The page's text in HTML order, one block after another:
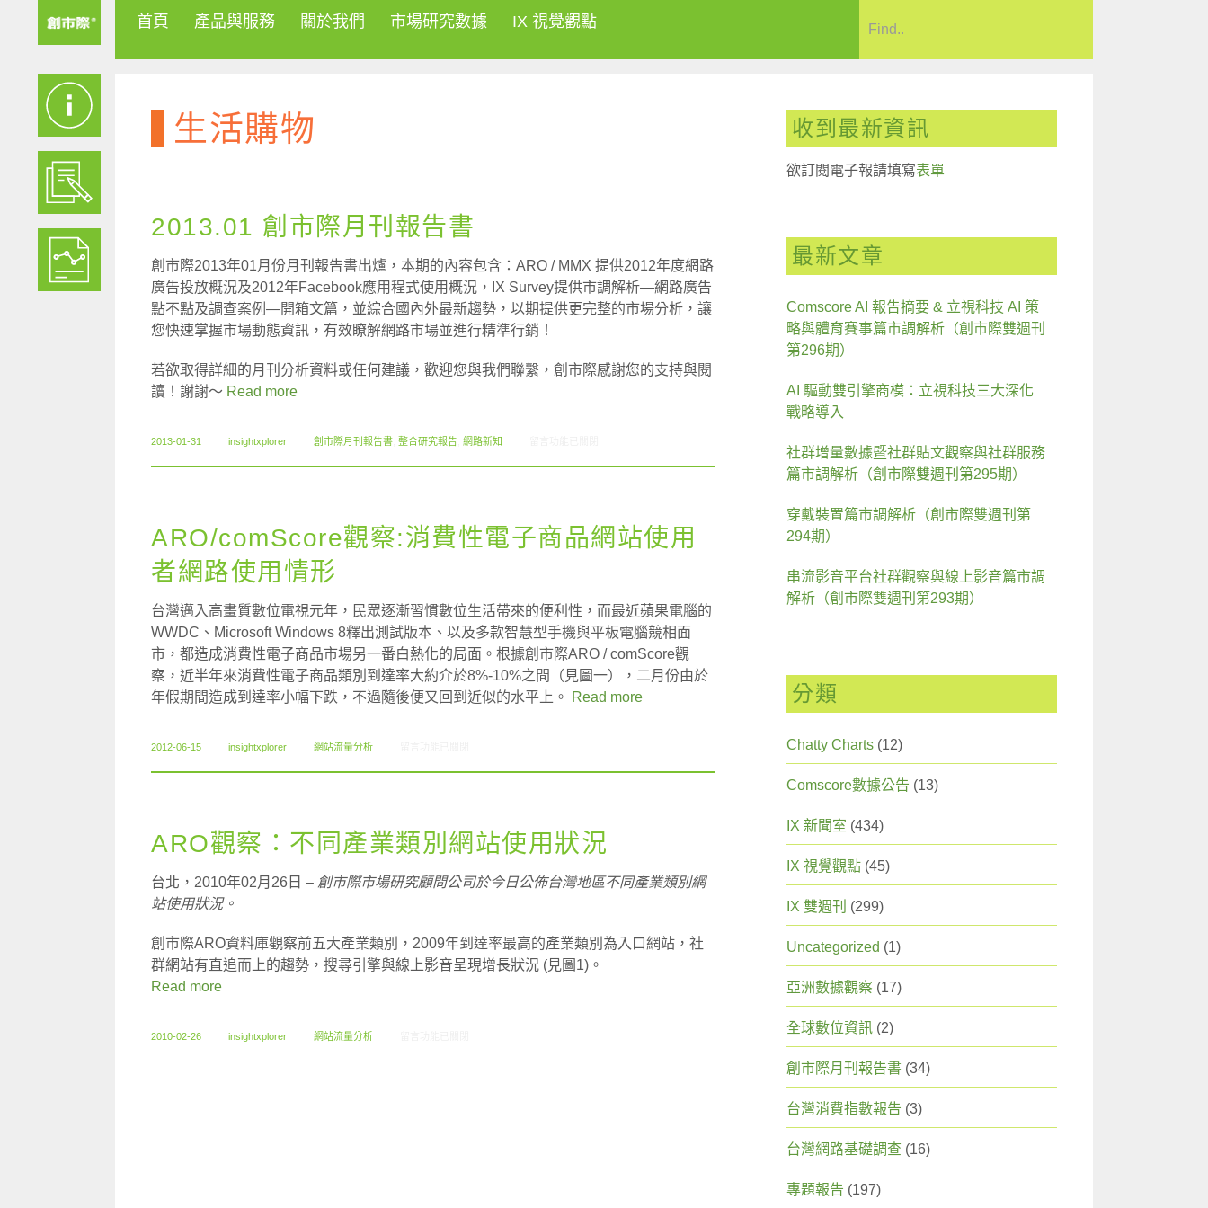
首頁 產品與服務 關於我們 市場研究數據 IX 視覺觀點
生活購物
2013.01 創市際月刊報告書
創市際2013年01月份月刊報告書出爐，本期的內容包含：ARO / MMX 提供2012年度網路
廣告投放概況及2012年Facebook應用程式使用概況，IX Survey提供市調解析—網路廣告
點不點及調查案例—開箱文篇，並綜合國內外最新趨勢，以期提供更完整的市場分析，讓
您快速掌握市場動態資訊，有效瞭解網路市場並進行精準行銷！
若欲取得詳細的月刊分析資料或任何建議，歡迎您與我們聯繫，創市際感謝您的支持與閱
讀！謝謝～ Read more
2013-01-31 insightxplorer 創市際月刊報告書 整合研究報告 網路新知
ARO/comScore觀察:消費性電子商品網站使用
者網路使用情形
台灣邁入高畫質數位電視元年，民眾逐漸習慣數位生活帶來的便利性，而最近蘋果電腦的
WWDC、Microsoft Windows 8釋出測試版本、以及多款智慧型手機與平板電腦競相面
市，都造成消費性電子商品市場另一番白熱化的局面。根據創市際ARO / comScore觀
察，近半年來消費性電子商品類別到達率大約介於8%-10%之間（見圖一），二月份由於
年假期間造成到達率小幅下跌，不過隨後便又回到近似的水平上。
Read more
2012-06-15 insightxplorer 網站流量分析
ARO觀察：不同產業類別網站使用狀況
台北，2010年02月26日 – 創市際市場研究顧問公司於今日公佈台灣地區不同產業類別網
站使用狀況。
創市際ARO資料庫觀察前五大產業類別，2009年到達率最高的產業類別為入口網站，社
群網站有直追而上的趨勢，搜尋引擎與線上影音呈現增長狀況 (見圖1)。
Read more
2010-02-26 insightxplorer 網站流量分析
收到最新資訊
欲訂閱電子報請填寫表單
最新文章
Comscore AI 報告摘要 & 立視科技 AI 策
略與體育賽事篇市調解析（創市際雙週刊
第296期）
AI 驅動雙引擎商模：立視科技三大深化
戰略導入
社群增量數據暨社群貼文觀察與社群服務
篇市調解析（創市際雙週刊第295期）
穿戴裝置篇市調解析（創市際雙週刊第
294期）
串流影音平台社群觀察與線上影音篇市調
解析（創市際雙週刊第293期）
分類
Chatty Charts (12)
Comscore數據公告 (13)
IX 新聞室 (434)
IX 視覺觀點 (45)
IX 雙週刊 (299)
Uncategorized (1)
亞洲數據觀察 (17)
全球數位資訊 (2)
創市際月刊報告書 (34)
台灣消費指數報告 (3)
台灣網路基礎調查 (16)
專題報告 (197)